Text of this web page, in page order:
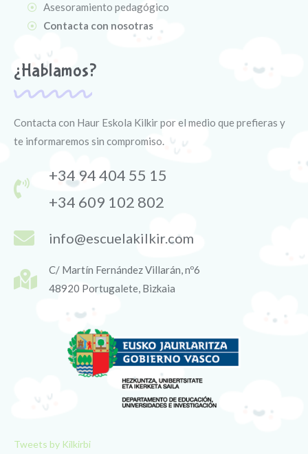
Asesoramiento pedagógico
Contacta con nosotras
¿Hablamos?
Contacta con Haur Eskola Kilkir por el medio que prefieras y
te informaremos sin compromiso.
+34 94 404 55 15
+34 609 102 802
info@escuelakilkir.com
C/ Martín Fernández Villarán, nº6
48920 Portugalete, Bizkaia
Tweets by Kilkirbi